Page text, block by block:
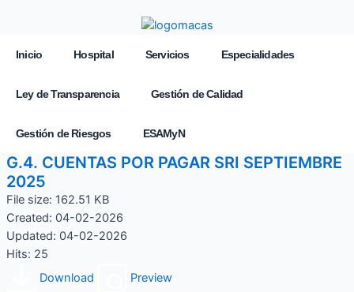
Inicio Hospital Servicios Especialidades
Ley de Transparencia Gestión de Calidad
Gestión de Riesgos ESAMyN
G.4. CUENTAS POR PAGAR SRI SEPTIEMBRE
2025
File size: 162.51 KB
Created: 04-02-2026
Updated: 04-02-2026
Hits: 25
Download
Preview